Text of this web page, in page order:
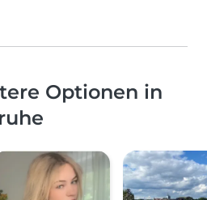
Optionen in